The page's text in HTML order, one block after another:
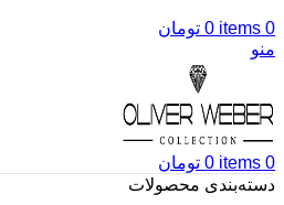
0
items
0 تومان
منو
0
items
0 تومان
دسته‌بندی محصولات